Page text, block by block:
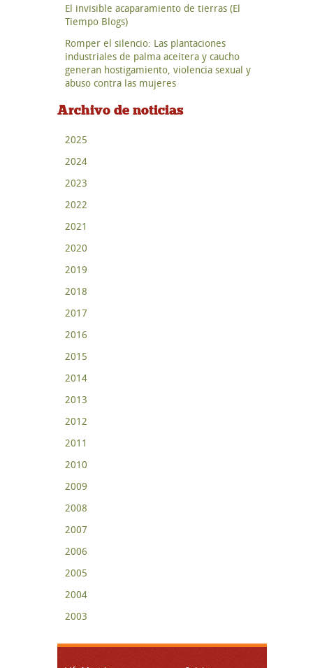
El invisible acaparamiento de tierras (El
Tiempo Blogs)
Romper el silencio: Las plantaciones
industriales de palma aceitera y caucho
generan hostigamiento, violencia sexual y
abuso contra las mujeres
Archivo de noticias
2025
2024
2023
2022
2021
2020
2019
2018
2017
2016
2015
2014
2013
2012
2011
2010
2009
2008
2007
2006
2005
2004
2003